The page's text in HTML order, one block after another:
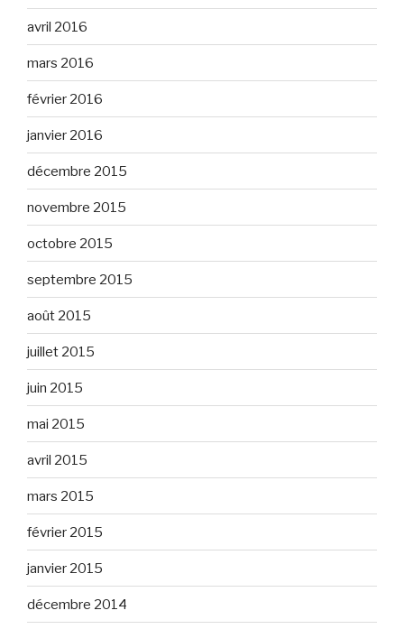
avril 2016
mars 2016
février 2016
janvier 2016
décembre 2015
novembre 2015
octobre 2015
septembre 2015
août 2015
juillet 2015
juin 2015
mai 2015
avril 2015
mars 2015
février 2015
janvier 2015
décembre 2014